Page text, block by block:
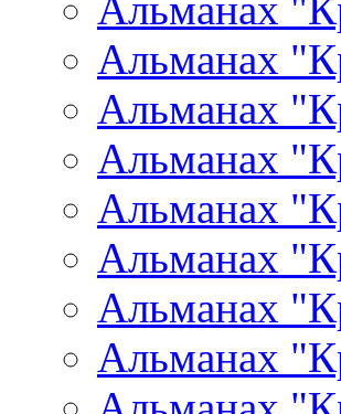
Альманах
Альманах
Альманах
Альманах
Альманах
Альманах
Альманах